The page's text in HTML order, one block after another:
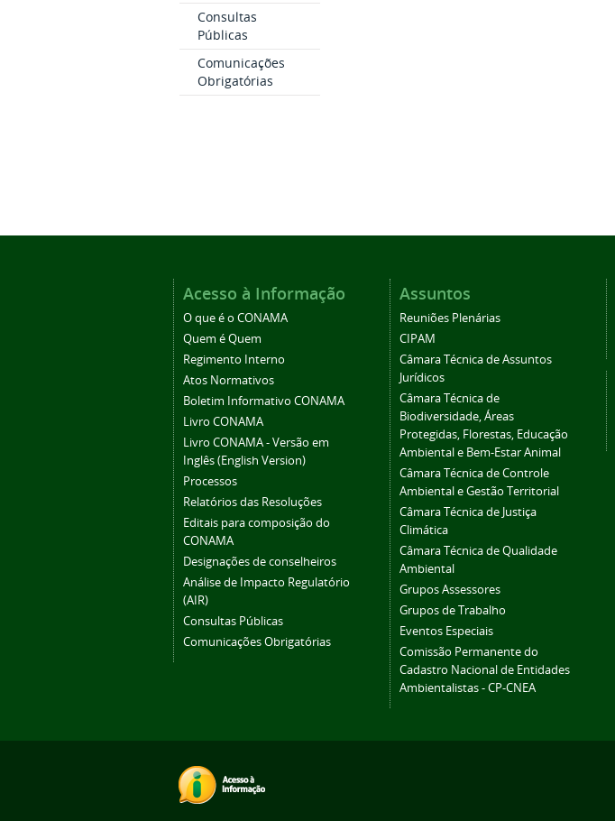
Consultas
Públicas
Comunicações
Obrigatórias
Acesso à Informação
O que é o CONAMA
Quem é Quem
Regimento Interno
Atos Normativos
Boletim Informativo CONAMA
Livro CONAMA
Livro CONAMA - Versão em
Inglês (English Version)
Processos
Relatórios das Resoluções
Editais para composição do
CONAMA
Designações de conselheiros
Análise de Impacto Regulatório
(AIR)
Consultas Públicas
Comunicações Obrigatórias
Assuntos
Reuniões Plenárias
CIPAM
Câmara Técnica de Assuntos
Jurídicos
Câmara Técnica de
Biodiversidade, Áreas
Protegidas, Florestas, Educação
Ambiental e Bem-Estar Animal
Câmara Técnica de Controle
Ambiental e Gestão Territorial
Câmara Técnica de Justiça
Climática
Câmara Técnica de Qualidade
Ambiental
Grupos Assessores
Grupos de Trabalho
Eventos Especiais
Comissão Permanente do
Cadastro Nacional de Entidades
Ambientalistas - CP-CNEA